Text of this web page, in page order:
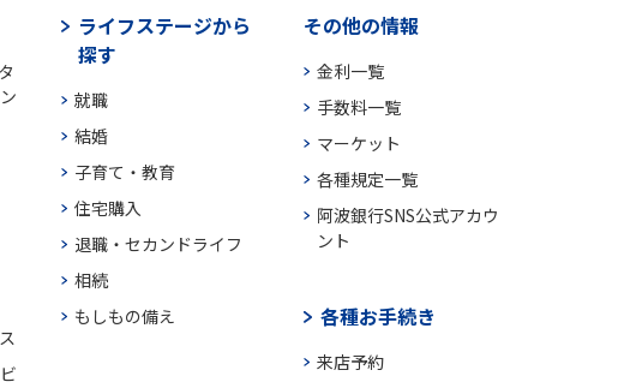
ライフステージから
探す
就職
結婚
子育て・教育
住宅購入
退職・セカンドライフ
相続
もしもの備え
その他の情報
金利一覧
手数料一覧
マーケット
各種規定一覧
阿波銀行SNS公式アカウ
ント
各種お手続き
来店予約